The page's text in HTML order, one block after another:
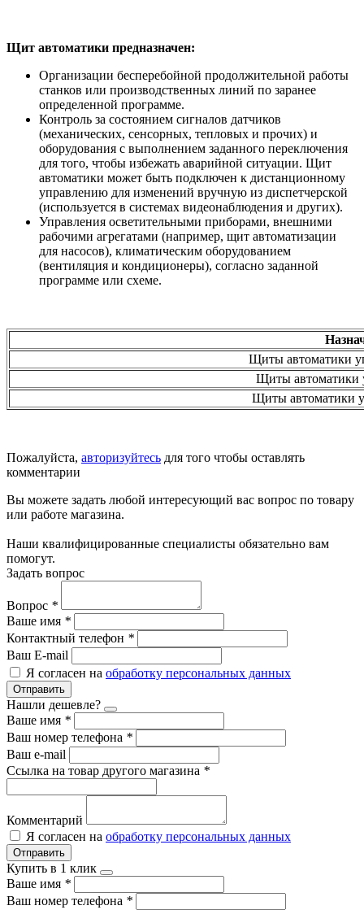
Щит автоматики предназначен:
Организации бесперебойной продолжительной работы
станков или производственных линий по заранее
определенной программе.
Контроль за состоянием сигналов датчиков
(механических, сенсорных, тепловых и прочих) и
оборудования с выполнением заданного переключения
для того, чтобы избежать аварийной ситуации. Щит
автоматики может быть подключен к дистанционному
управлению для изменений вручную из диспетчерской
(используется в системах видеонаблюдения и других).
Управления осветительными приборами, внешними
рабочими агрегатами (например, щит автоматизации
для насосов), климатическим оборудованием
(вентиляция и кондиционеры), согласно заданной
программе или схеме.
Щиты автоматики
Щиты автоматики
Щиты автоматики
Пожалуйста, авторизуйтесь для того чтобы оставлять
комментарии
Вы можете задать любой интересующий вас вопрос по товару
или работе магазина.
Наши квалифицированные специалисты обязательно вам
помогут.
Задать вопрос
Вопрос *
Ваше имя *
Контактный телефон *
Ваш E-mail
Я согласен на обработку персональных данных
Отправить
Нашли дешевле?
Ваше имя *
Ваш номер телефона *
Ваш e-mail
Ссылка на товар другого магазина *
Комментарий
Я согласен на обработку персональных данных
Отправить
Купить в 1 клик
Ваше имя *
Ваш номер телефона *